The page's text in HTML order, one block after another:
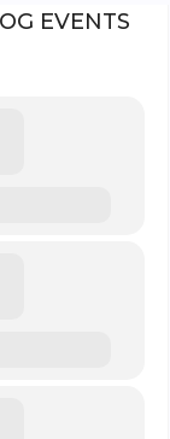
EVENTS